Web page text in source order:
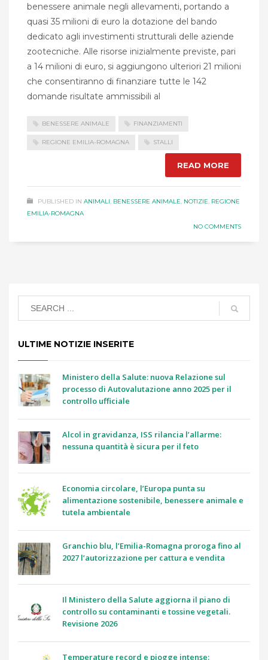
benessere animale negli allevamenti, portando a
quasi 35 milioni di euro la dotazione del bando
dedicato agli investimenti strutturali delle aziende
zootecniche. Alle risorse inizialmente previste, pari
a 14 milioni di euro, si aggiungono ulteriori 21 milioni
che consentiranno di finanziare tutte le 142
domande risultate ammissibili al
BENESSERE ANIMALE FINANZIAMENTI
REGIONE EMILIA-ROMAGNA STALLI
READ MORE
PUBLISHED IN ANIMALI, BENESSERE ANIMALE, NOTIZIE, REGIONE
EMILIA-ROMAGNA
NO COMMENTS
ULTIME NOTIZIE INSERITE
Ministero della Salute: nuova Relazione sul
processo di Autovalutazione anno 2025 per il
controllo ufficiale
Alcol in gravidanza, ISS rilancia l’allarme:
nessuna quantità è sicura per il feto
Economia circolare, l’Europa punta su
alimentazione sostenibile, benessere animale e
tutela ambientale
Granchio blu, l’Emilia-Romagna proroga fino al
2027 l’autorizzazione per cattura e vendita
Il Ministero della Salute aggiorna il piano di
controllo su contaminanti e tossine vegetali.
Revisione 2026
Temperature record e piogge intense: